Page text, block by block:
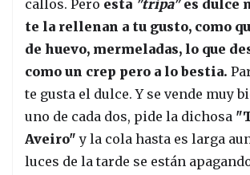
callos. Pero esta "tripa"es dulce
te la rellenan a tu gusto, como
de huevo, mermeladas, lo que
como un crep pero a lo bestia.
te gusta el dulce. Y se vende muy
uno de cada dos, pide la dichosa
Aveiro"y la cola hasta es larga
luces de la tarde se están